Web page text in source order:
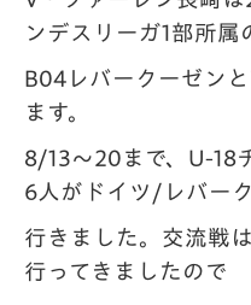
ンデスリーガ1部所属
B04レバークーゼン
ます。
8/13～20まで、U-18
6人がドイツ/レバー
行きました。交流戦
行ってきましたので